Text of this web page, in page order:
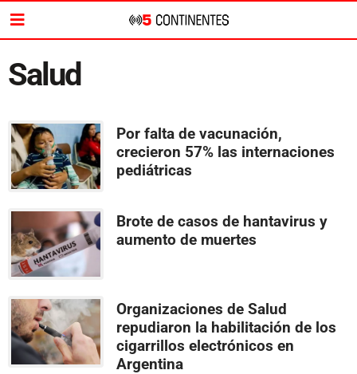
Salud
Por falta de vacunación,
crecieron 57% las internaciones
pediátricas
Brote de casos de hantavirus y
aumento de muertes
Organizaciones de Salud
repudiaron la habilitación de los
cigarrillos electrónicos en
Argentina